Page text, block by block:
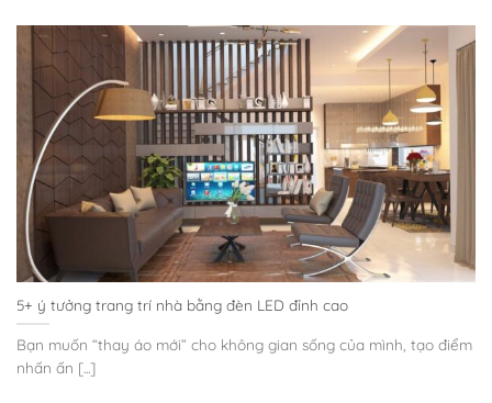
5+ ý tưởng trang trí nhà bằng đèn LED đỉnh cao
Bạn muốn “thay áo mới” cho không gian sống của mình, tạo điểm
nhấn ấn [...]